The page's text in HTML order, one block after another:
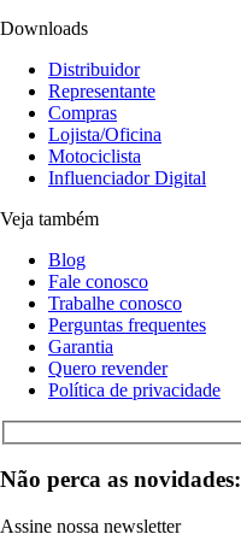
Downloads
Distribuidor
Representante
Compras
Lojista/Oficina
Motociclista
Influenciador Digital
Veja também
Blog
Fale conosco
Trabalhe conosco
Perguntas frequentes
Garantia
Quero revender
Política de privacidade
Não perca as novidades:
Assine nossa newsletter